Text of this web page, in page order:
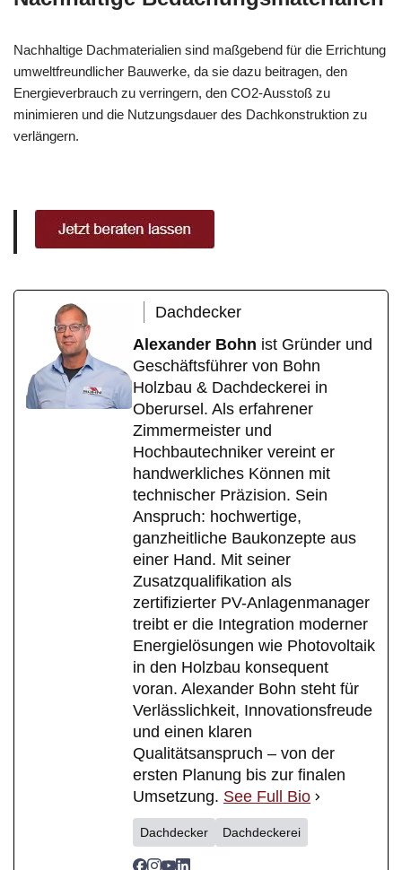
Nachhaltige Dachmaterialien sind maßgebend für die Errichtung
umweltfreundlicher Bauwerke, da sie dazu beitragen, den
Energieverbrauch zu verringern, den CO2-Ausstoß zu
minimieren und die Nutzungsdauer des Dachkonstruktion zu
verlängern.
Dachdecker
Alexander Bohn ist Gründer und
Geschäftsführer von Bohn
Holzbau & Dachdeckerei in
Oberursel. Als erfahrener
Zimmermeister und
Hochbautechniker vereint er
handwerkliches Können mit
technischer Präzision. Sein
Anspruch: hochwertige,
ganzheitliche Baukonzepte aus
einer Hand. Mit seiner
Zusatzqualifikation als
zertifizierter PV-Anlagenmanager
treibt er die Integration moderner
Energielösungen wie Photovoltaik
in den Holzbau konsequent
voran. Alexander Bohn steht für
Verlässlichkeit, Innovationsfreude
und einen klaren
Qualitätsanspruch – von der
ersten Planung bis zur finalen
Umsetzung. See Full Bio
Dachdecker Dachdeckerei